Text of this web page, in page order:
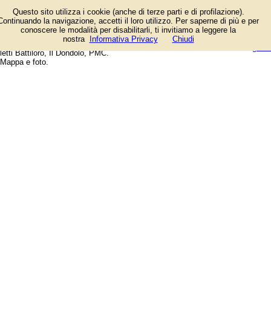
in Viale Leonardo da Vinci a
Portici (Napoli). Tra le attività:
Enoteca Vesuvius, Magni, Fix &
Play Assistenza Apple, Materassi e
letti Battiloro, Il Dondolo, PMC.
Mappa e foto.
Questo sito utilizza i cookie (anche di terze parti e di profilazione).
la navigazione, accetti il loro utilizzo. Per saperne di più e per
conoscere le modalità per disabilitarli, ti invitiamo a leggere la
nostra
Informativa Privacy Chiudi